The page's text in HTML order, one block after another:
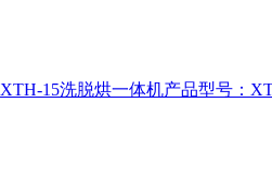
XTH-15洗脱烘一体机产品型号：